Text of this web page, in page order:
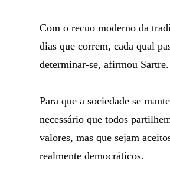
Com o recuo moderno da
dias que correm, cada qual
determinar-se, afirmou Sartre.
Para que a sociedade se
necessário que todos
valores, mas que sejam
realmente democráticos.